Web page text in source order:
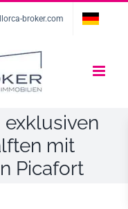
broker.com
mit
Picafort